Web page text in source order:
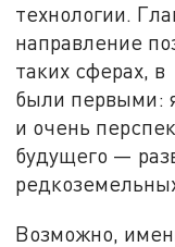
технологии.
направление
таких сферах,
были первыми:
и очень
будущего —
Возможно,